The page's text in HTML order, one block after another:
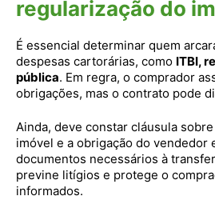
regularização do
É essencial determinar quem
despesas cartorárias, como ITBI,
pública. Em regra, o comprador
obrigações, mas o contrato pode
Ainda, deve constar cláusula
imóvel e a obrigação do vendedor
documentos necessários à
previne litígios e protege o
informados.